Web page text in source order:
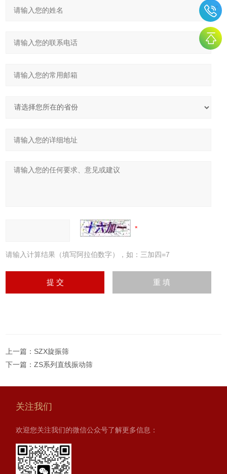
请输入计算结果（填写阿拉伯数字），如：三加四=7
上一篇： SZX旋振筛
下一篇：ZS系列直线振动筛
关注我们
欢迎您关注我们的微信公众号了解更多信息：